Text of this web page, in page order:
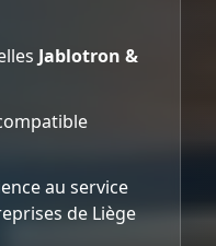
Jablotron &
au service
de Liège